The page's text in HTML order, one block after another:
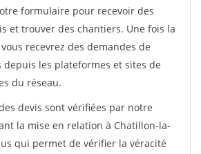
formulaire pour recevoir des
et trouver des chantiers. Une fois la
recevrez des demandes de
depuis les plateformes et sites de
du réseau.
devis sont vérifiées par notre
la mise en relation à Chatillon-la-
qui permet de vérifier la véracité